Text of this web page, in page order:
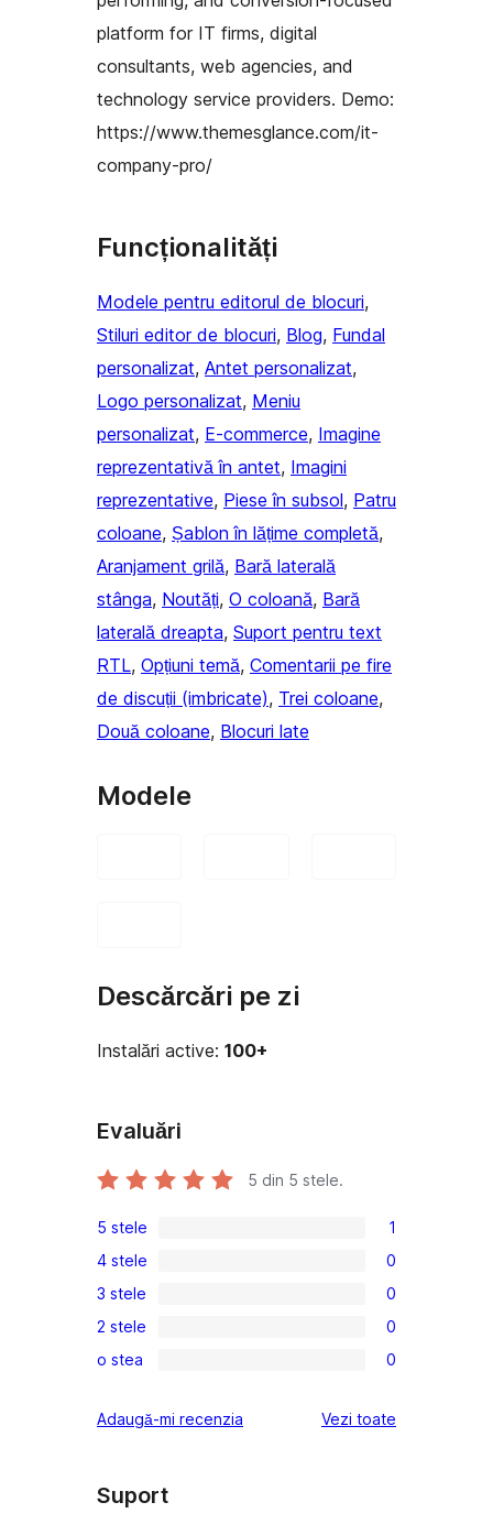
platform for IT firms, digital
consultants, web agencies, and
technology service providers. Demo:
https://www.themesglance.com/it-
company-pro/
Funcționalități
Modele pentru editorul de blocuri
Stiluri editor de blocuri, Blog, Fundal
personalizat, Antet personalizat
Logo personalizat, Meniu
personalizat, E-commerce, Imagine
reprezentativă în antet, Imagini
reprezentative, Piese în subsol, Patru
coloane, Șablon în lățime completă
Aranjament grilă, Bară laterală
stânga, Noutăți, O coloană, Bară
laterală dreapta, Suport pentru text
RTL, Opțiuni temă, Comentarii pe fire
de discuții (imbricate), Trei coloane
Două coloane, Blocuri late
Modele
Descărcări pe zi
Instalări active: 100+
Evaluări
5 din 5 stele.
1
5
–
recenzie
(stele)
5 stele 1
0
4
–
recenzii
4 stele 0
0
3
–
(stele)
3 stele 0
0
2
recenzii
2 stele 0
0
–
(stele)
o stea 0
Adaugă-mi recenzia Vezi toate
Suport